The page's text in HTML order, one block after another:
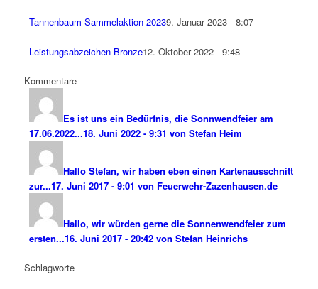
Tannenbaum Sammelaktion 20239. Januar 2023 - 8:07
Leistungsabzeichen Bronze12. Oktober 2022 - 9:48
Kommentare
Es ist uns ein Bedürfnis, die Sonnwendfeier am
17.06.2022...18. Juni 2022 - 9:31 von Stefan Heim
Hallo Stefan, wir haben eben einen Kartenausschnitt
zur...17. Juni 2017 - 9:01 von Feuerwehr-Zazenhausen.de
Hallo, wir würden gerne die Sonnenwendfeier zum
ersten...16. Juni 2017 - 20:42 von Stefan Heinrichs
Schlagworte